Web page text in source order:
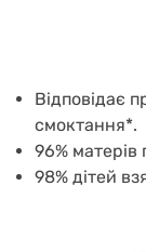
Відповідає
смоктання*.
96%
98% дітей